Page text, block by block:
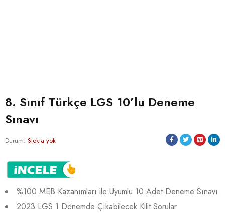
8. Sınıf Türkçe LGS 10’lu Deneme
Sınavı
Durum: Stokta yok
%100 MEB Kazanımları ile Uyumlu 10 Adet Deneme Sınavı
2023 LGS 1.Dönemde Çıkabilecek Kilit Sorular